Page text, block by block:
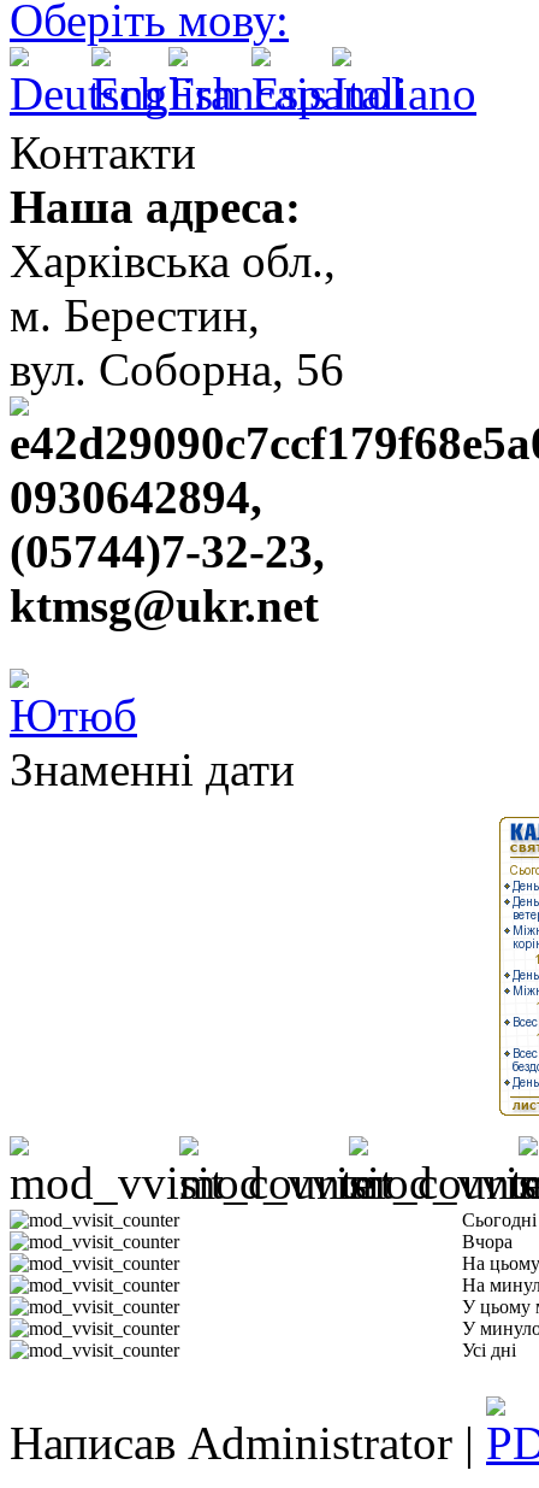
Оберіть мову:
Контакти
Наша адреса:
Харківська обл.,
м. Берестин,
вул. Cоборна, 56
0930642894,
(05744)7-32-23,
ktmsg@ukr.net
Знаменні дати
Сьогодні
Вчора
На
На
У цьому
У
Усі дні
Написав Administrator |